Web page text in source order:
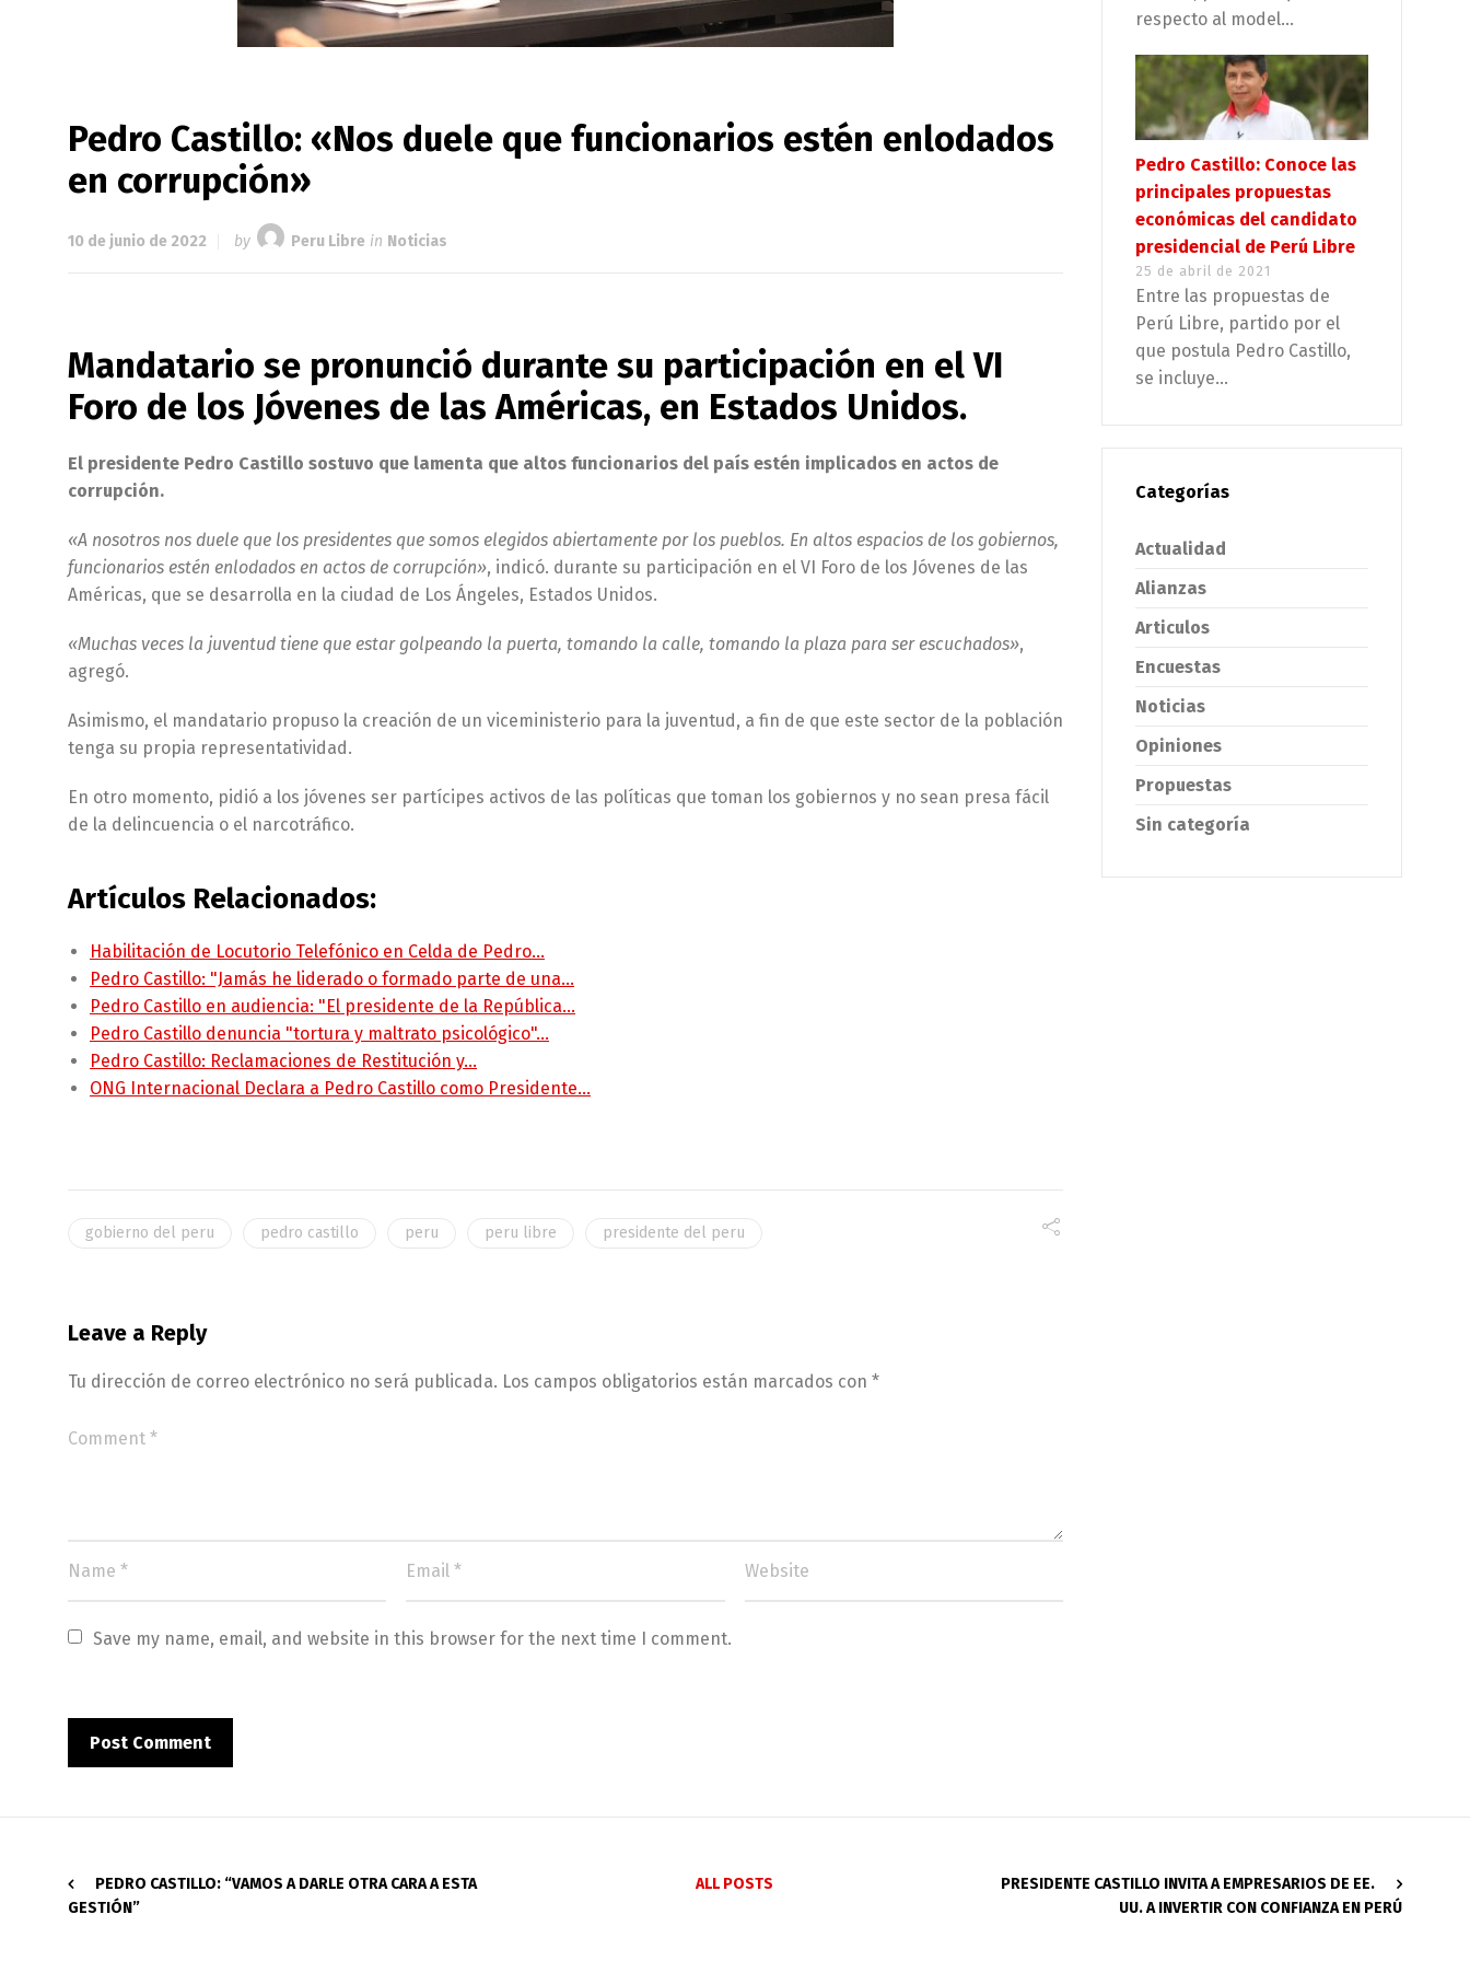
Pedro Castillo: «Nos duele que funcionarios estén enlodados
en corrupción»
10 de junio de 2022 by Peru Libre in Noticias
Mandatario se pronunció durante su participación en el VI
Foro de los Jóvenes de las Américas, en Estados Unidos.
El presidente Pedro Castillo sostuvo que lamenta que altos funcionarios del país estén implicados en actos de
corrupción.
«A nosotros nos duele que los presidentes que somos elegidos abiertamente por los pueblos. En altos espacios de los gobiernos,
funcionarios estén enlodados en actos de corrupción», indicó. durante su participación en el VI Foro de los Jóvenes de las
Américas, que se desarrolla en la ciudad de Los Ángeles, Estados Unidos.
«Muchas veces la juventud tiene que estar golpeando la puerta, tomando la calle, tomando la plaza para ser escuchados»,
agregó.
Asimismo, el mandatario propuso la creación de un viceministerio para la juventud, a fin de que este sector de la población
tenga su propia representatividad.
En otro momento, pidió a los jóvenes ser partícipes activos de las políticas que toman los gobiernos y no sean presa fácil
de la delincuencia o el narcotráfico.
Artículos Relacionados:
Habilitación de Locutorio Telefónico en Celda de Pedro…
Pedro Castillo: "Jamás he liderado o formado parte de una…
Pedro Castillo en audiencia: "El presidente de la República…
Pedro Castillo denuncia "tortura y maltrato psicológico"…
Pedro Castillo: Reclamaciones de Restitución y…
ONG Internacional Declara a Pedro Castillo como Presidente…
gobierno del peru pedro castillo peru peru libre presidente del peru
Leave a Reply
Tu dirección de correo electrónico no será publicada. Los campos obligatorios están marcados con *
Save my name, email, and website in this browser for the next time I comment.
respecto al model...
Pedro Castillo: Conoce las
principales propuestas
económicas del candidato
presidencial de Perú Libre
25 de abril de 2021
Entre las propuestas de
Perú Libre, partido por el
que postula Pedro Castillo,
se incluye...
Categorías
Actualidad
Alianzas
Articulos
Encuestas
Noticias
Opiniones
Propuestas
Sin categoría
PEDRO CASTILLO: “VAMOS A DARLE OTRA CARA A ESTA
GESTIÓN”
ALL POSTS
PRESIDENTE CASTILLO INVITA A EMPRESARIOS DE EE.
UU. A INVERTIR CON CONFIANZA EN PERÚ